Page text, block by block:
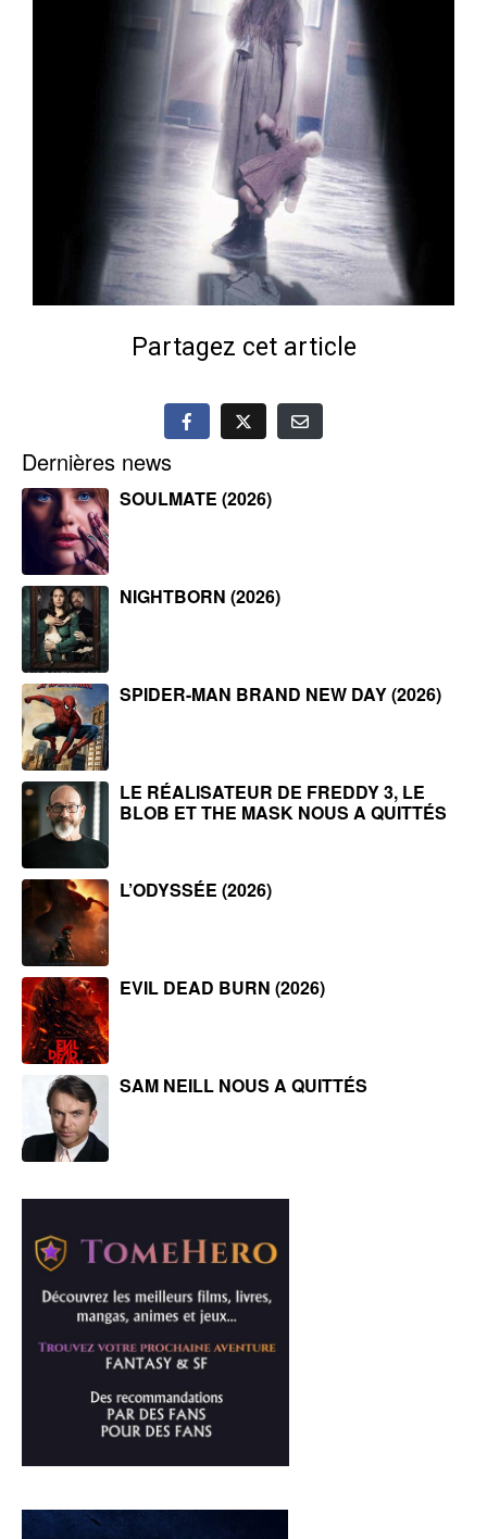
Partagez cet article
Dernières news
SOULMATE (2026)
NIGHTBORN (2026)
SPIDER-MAN BRAND NEW DAY (2026)
LE RÉALISATEUR DE FREDDY 3, LE
BLOB ET THE MASK NOUS A QUITTÉS
L’ODYSSÉE (2026)
EVIL DEAD BURN (2026)
SAM NEILL NOUS A QUITTÉS